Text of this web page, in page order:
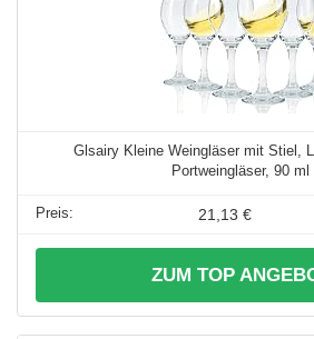
Glsairy Kleine Weingläser mit Stiel,
Portweingläser, 90 ml
21,13 €
ZUM TOP